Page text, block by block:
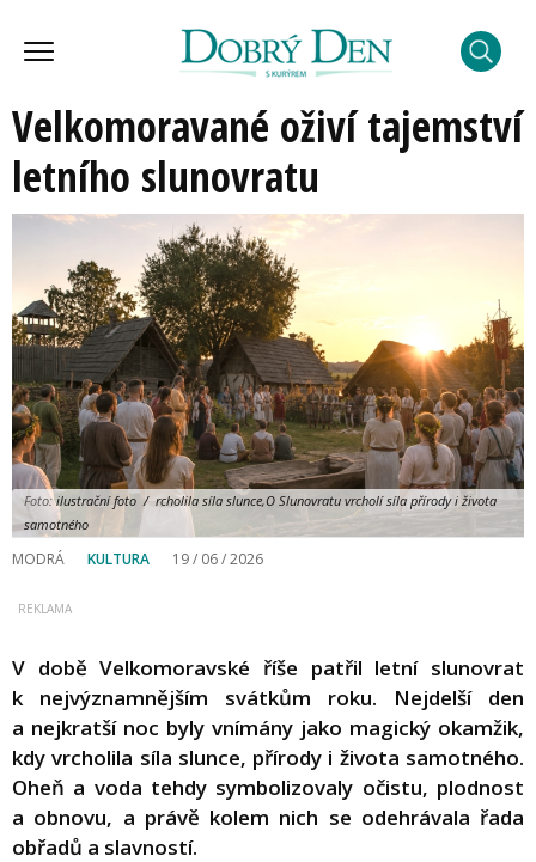
Velkomoravané oživí tajemství
letního slunovratu
Foto:ilustrační foto / rcholila síla slunce,O Slunovratu vrcholí síla přírody i života
samotného
MODRÁ KULTURA 19 / 06 / 2026
V době Velkomoravské říše patřil letní slunovrat
k nejvýznamnějším svátkům roku. Nejdelší den
a nejkratší noc byly vnímány jako magický okamžik,
kdy vrcholila síla slunce, přírody i života samotného.
Oheň a voda tehdy symbolizovaly očistu, plodnost
a obnovu, a právě kolem nich se odehrávala řada
obřadů a slavností.